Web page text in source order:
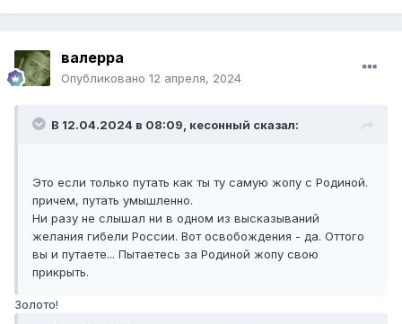
валерра
Опубликовано 12 апреля, 2024
В 12.04.2024 в 08:09, кесонный сказал:
Это если только путать как ты ту самую жопу с Родиной.
причем, путать умышленно.
Ни разу не слышал ни в одном из высказываний
желания гибели России. Вот освобождения - да. Оттого
вы и путаете... Пытаетесь за Родиной жопу свою
прикрыть.
Золото!